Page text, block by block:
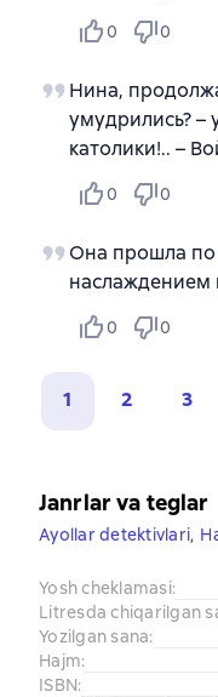
0 0
Нина,
умудрились? –
католики!.. –
0 0
Она прошла по
наслаждением
0 0
1 2 3
Janrlar va teglar
Ayollar detektivlari,
Yosh cheklamasi:
Litresda chiqarilgan
Yozilgan sana:
Hajm:
ISBN: